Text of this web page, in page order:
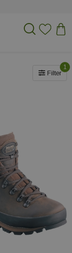
Filter
1